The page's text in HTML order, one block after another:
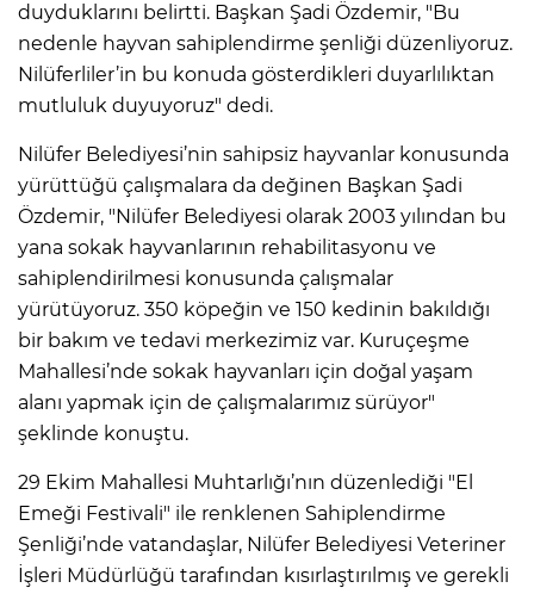
duyduklarını belirtti. Başkan Şadi Özdemir, "Bu
nedenle hayvan sahiplendirme şenliği düzenliyoruz.
Nilüferliler’in bu konuda gösterdikleri duyarlılıktan
mutluluk duyuyoruz" dedi.
Nilüfer Belediyesi’nin sahipsiz hayvanlar konusunda
yürüttüğü çalışmalara da değinen Başkan Şadi
Özdemir, "Nilüfer Belediyesi olarak 2003 yılından bu
yana sokak hayvanlarının rehabilitasyonu ve
sahiplendirilmesi konusunda çalışmalar
yürütüyoruz. 350 köpeğin ve 150 kedinin bakıldığı
bir bakım ve tedavi merkezimiz var. Kuruçeşme
Mahallesi’nde sokak hayvanları için doğal yaşam
alanı yapmak için de çalışmalarımız sürüyor"
şeklinde konuştu.
29 Ekim Mahallesi Muhtarlığı’nın düzenlediği "El
Emeği Festivali" ile renklenen Sahiplendirme
Şenliği’nde vatandaşlar, Nilüfer Belediyesi Veteriner
İşleri Müdürlüğü tarafından kısırlaştırılmış ve gerekli